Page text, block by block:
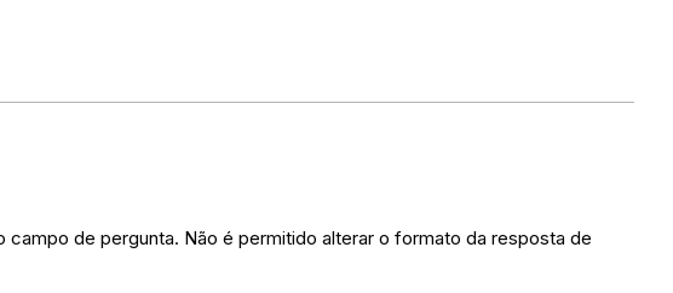
de pergunta. Não é permitido alterar o formato da resposta de